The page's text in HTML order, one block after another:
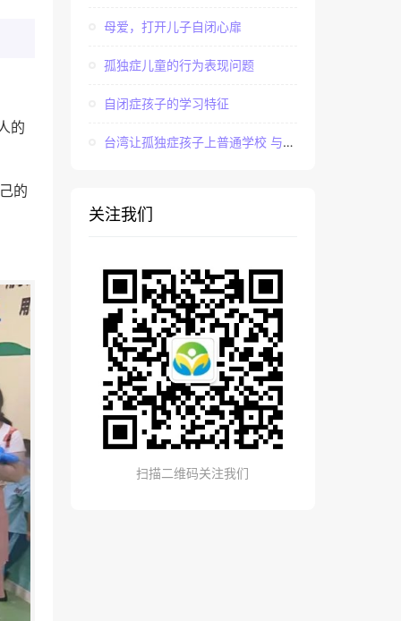
的
的
母爱，打开儿子自闭心扉
孤独症儿童的行为表现问题
自闭症孩子的学习特征
台湾让孤独症孩子上普通学校 与社会“融合”
关注我们
扫描二维码关注我们